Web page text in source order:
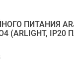
ПИТАНИЯ
(ARLIGHT, IP20